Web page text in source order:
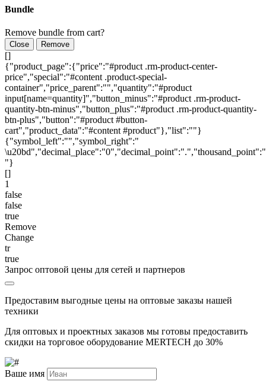
Bundle
Remove bundle from cart?
Close Remove
[]
{"product_page":{"price":"#product .rm-product-center-
price","special":"#content .product-special-
container","price_parent":"","quantity":"#product
input[name=quantity]","button_minus":"#product .rm-product-
quantity-btn-minus","button_plus":"#product .rm-product-quantity-
btn-plus","button":"#product #button-
cart","product_data":"#content #product"},"list":""}
{"symbol_left":"","symbol_right":"
\u20bd","decimal_place":"0","decimal_point":".","thousand_point":"
"}
[]
1
false
false
true
Remove
Change
tr
true
Запрос оптовой цены для сетей и партнеров
Предоставим выгодные цены на оптовые заказы нашей
техники
Для оптовых и проектных заказов мы готовы предоставить
скидки на торговое оборудование MERTECH до 30%
Ваше имя